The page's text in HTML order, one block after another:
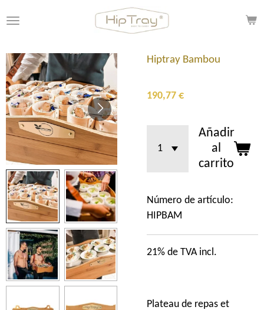
al
principal
Hiptray Bambou
190,77 €
Añadir
al
carrito
Número de artículo:
HIPBAM
21% de TVA incl.
Plateau de repas et